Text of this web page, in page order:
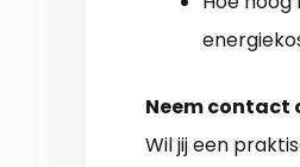
Neem contact
Wil jij een